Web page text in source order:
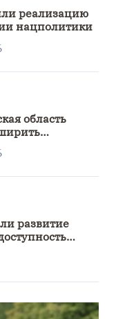
реализацию
нацполитики
область
с Узбекистаном
развитие